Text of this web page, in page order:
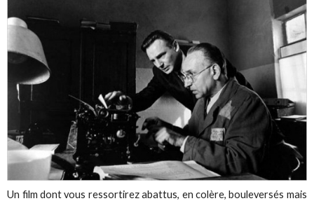
Un film dont vous ressortirez abattus, en colère, bouleversés mais